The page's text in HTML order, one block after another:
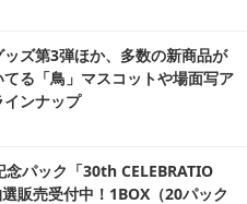
ッズ第3弾ほか、多数の新商品が
る「鳥」マスコットや場面写ア
ンナップ
念パック「30th CELEBRATIO
販売受付中！1BOX（20パック